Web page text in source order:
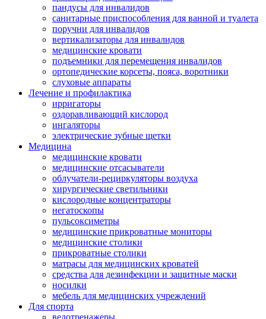
пандусы для инвалидов
санитарные приспособления для ванной и туалета
поручни для инвалидов
вертикализаторы для инвалидов
медицинские кровати
подъемники для перемещения инвалидов
ортопедические корсеты, пояса, воротники
слуховые аппараты
Лечение и профилактика
ирригаторы
оздоравливающий кислород
ингаляторы
электрические зубные щетки
Медицина
медицинские кровати
медицинские отсасыватели
облучатели-рециркуляторы воздуха
хирургические светильники
кислородные концентраторы
негатоскопы
пульсоксиметры
медицинские прикроватные мониторы
медицинские столики
прикроватные столики
матрасы для медицинских кроватей
средства для дезинфекции и защитные маски
носилки
мебель для медицинских учреждений
Для спорта
велотренажеры